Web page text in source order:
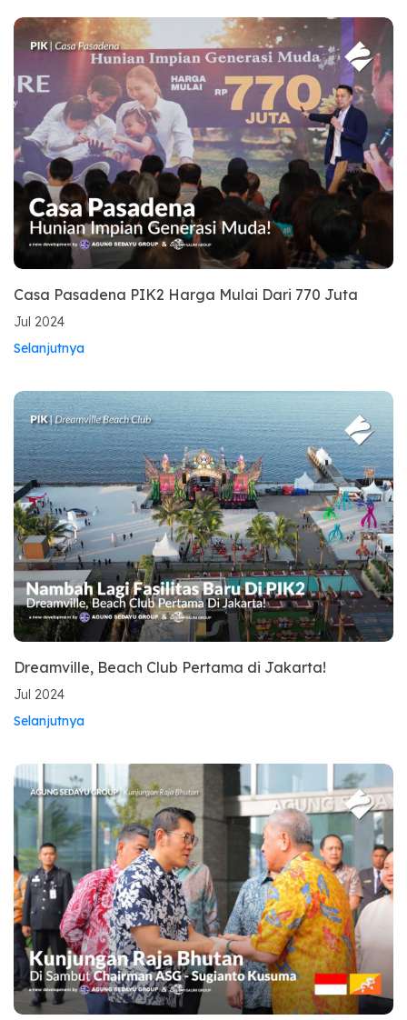
Casa Pasadena PIK2 Harga Mulai Dari 770 Juta
Jul 2024
Selanjutnya
Dreamville, Beach Club Pertama di Jakarta!
Jul 2024
Selanjutnya